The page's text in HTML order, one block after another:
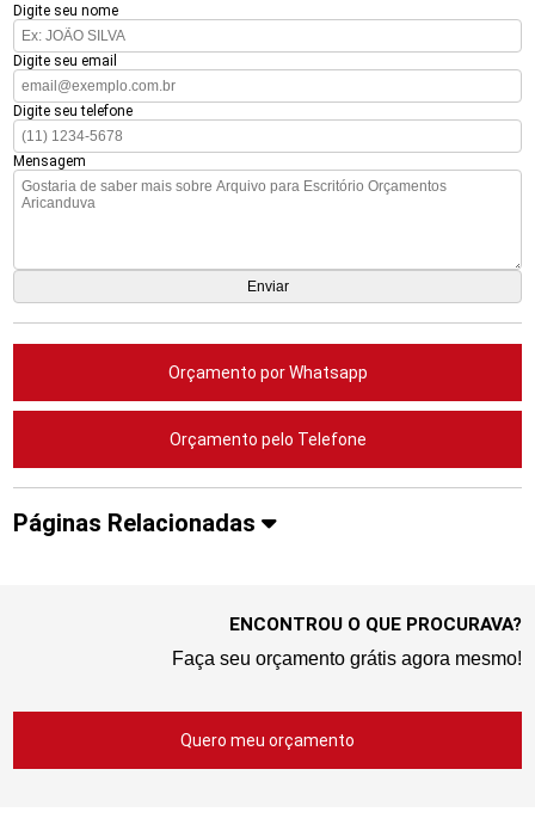
Digite seu nome
Digite seu email
Digite seu telefone
Mensagem
Orçamento por Whatsapp
Orçamento pelo Telefone
Páginas Relacionadas
ENCONTROU O QUE PROCURAVA?
Faça seu orçamento grátis agora mesmo!
Quero meu orçamento